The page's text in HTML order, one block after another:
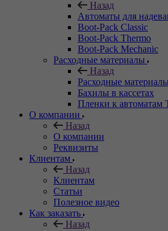
Назад
Автоматы для
Boot-Pack Classic
Boot-Pack Thermo
Boot-Pack Mechanic
Расходные материалы
Назад
Расходные материалы
Бахилы в кассетах
Пленки к автоматам
О компании
Назад
О компании
Реквизиты
Клиентам
Назад
Клиентам
Статьи
Полезное видео
Как заказать
Назад